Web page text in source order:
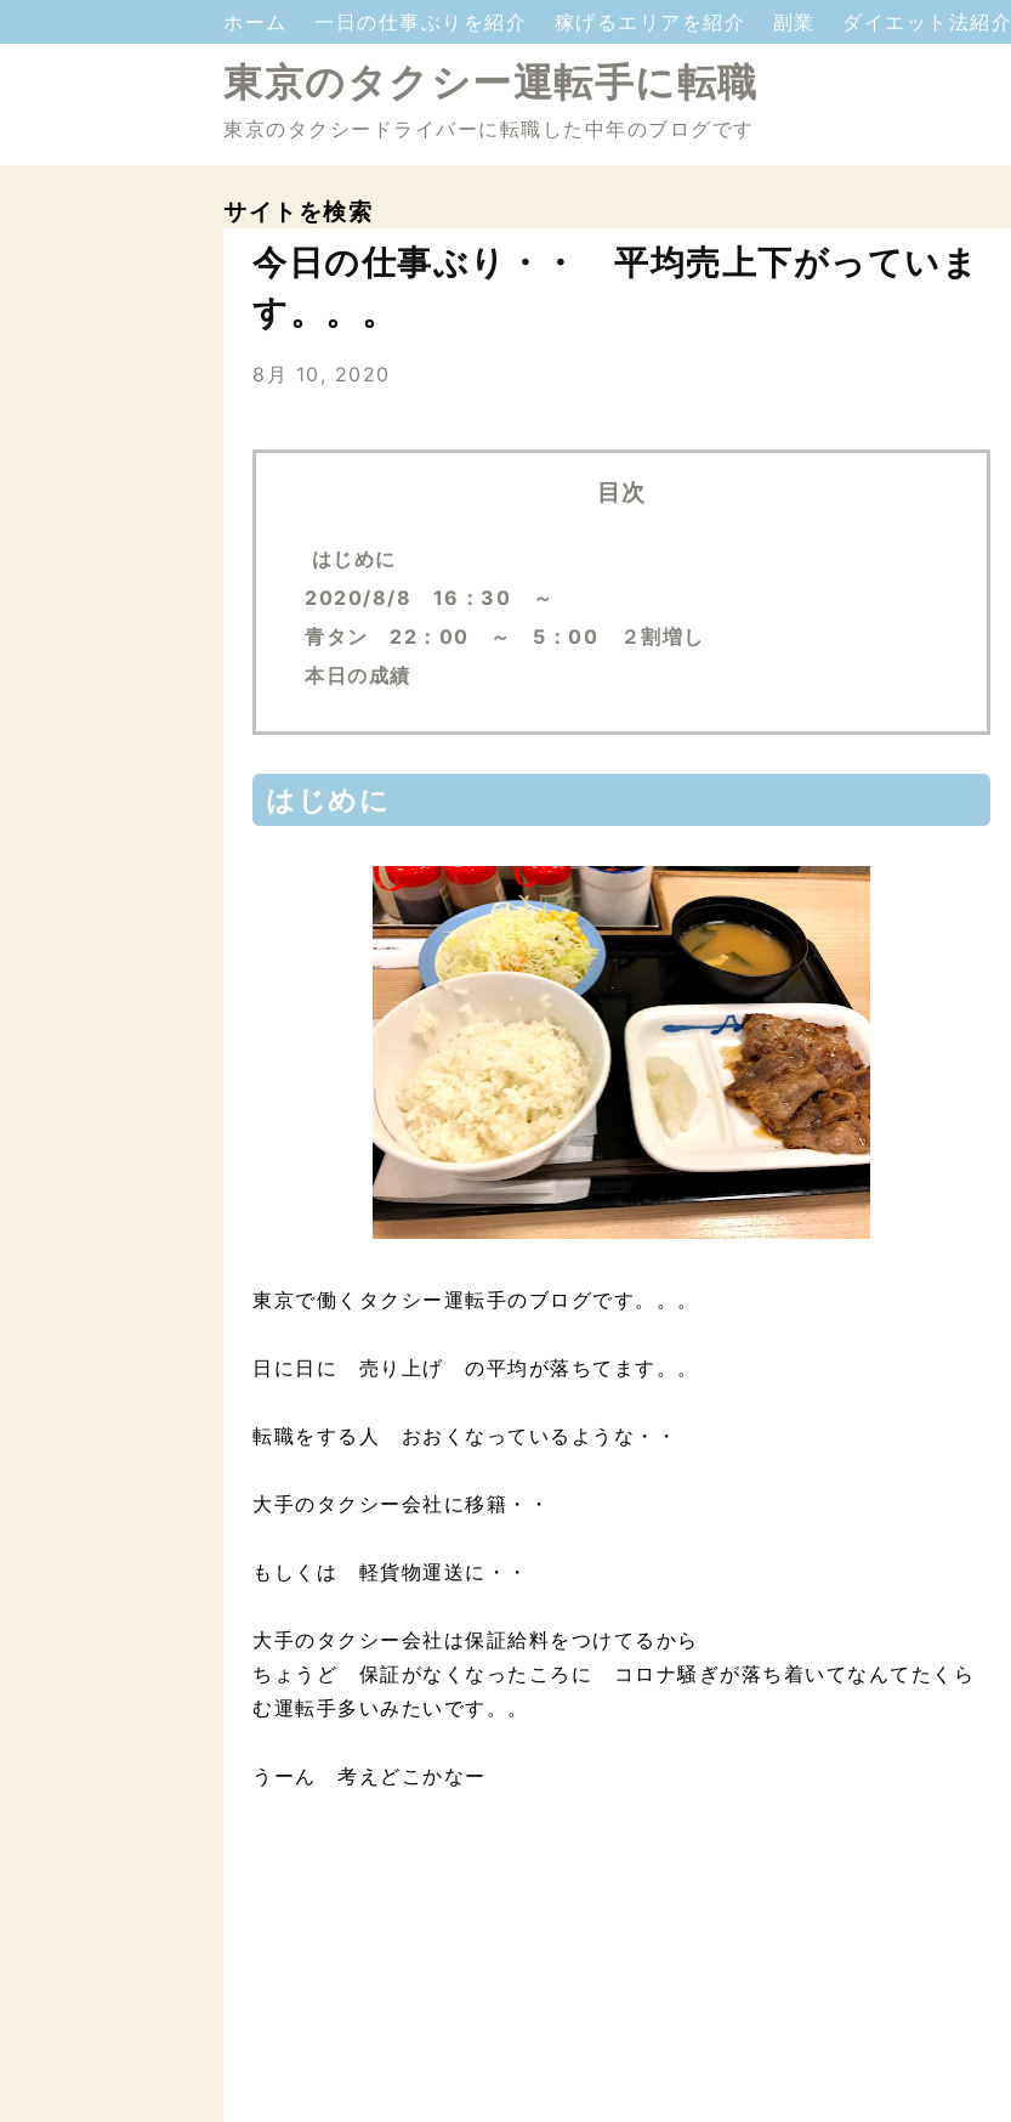
ホーム 一日の仕事ぶりを紹介 稼げるエリアを紹介 副業 ダイエット法紹介
東京のタクシー運転手に転職
東京のタクシードライバーに転職した中年のブログです
サイトを検索
今日の仕事ぶり・・ 平均売上下がっていま
す。。。
8月 10, 2020
目次
はじめに
2020/8/8 16：30 ～
青タン 22：00 ～ 5：00 ２割増し
本日の成績
はじめに
東京で働くタクシー運転手のブログです。。。
日に日に 売り上げ の平均が落ちてます。。
転職をする人 おおくなっているような・・
大手のタクシー会社に移籍・・
もしくは 軽貨物運送に・・
大手のタクシー会社は保証給料をつけてるから
ちょうど 保証がなくなったころに コロナ騒ぎが落ち着いてなんてたくら
む運転手多いみたいです。。
うーん 考えどこかなー